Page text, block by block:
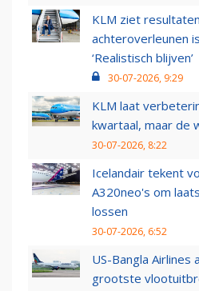
KLM ziet
achteroverleunen
‘Realistisch blijven’
30-07-2026, 9:29
KLM laat
kwartaal, maar de
30-07-2026, 8:22
Icelandair tekent
A320neo's om
lossen
30-07-2026, 6:52
US-Bangla Airlines
grootste